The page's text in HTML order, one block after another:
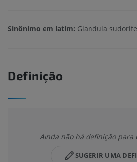
Sinônimo em latim: Glandula
Definição
Ainda não há definição para
SUGERIR UMA